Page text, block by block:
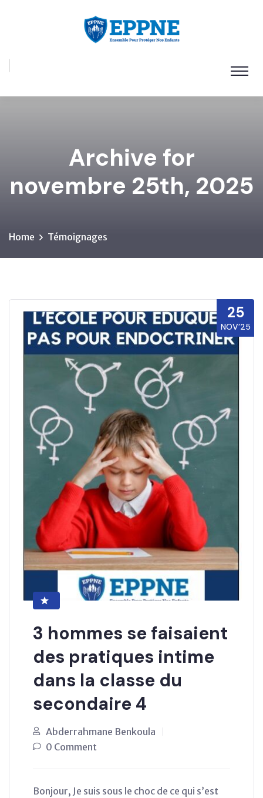
Archive for
novembre 25th, 2025
Home Témoignages
25
NOV’25
3 hommes se faisaient
des pratiques intime
dans la classe du
secondaire 4
Abderrahmane Benkoula
0 Comment
Bonjour, Je suis sous le choc de ce qui s’est